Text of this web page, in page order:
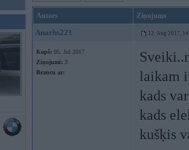
Autors Ziņojums
Anarhs221 12. Aug 2017,
Kopš: 05. Jul 2017
Ziņojumi: 3
Braucu ar:
laikam
kads
kads
kušķis